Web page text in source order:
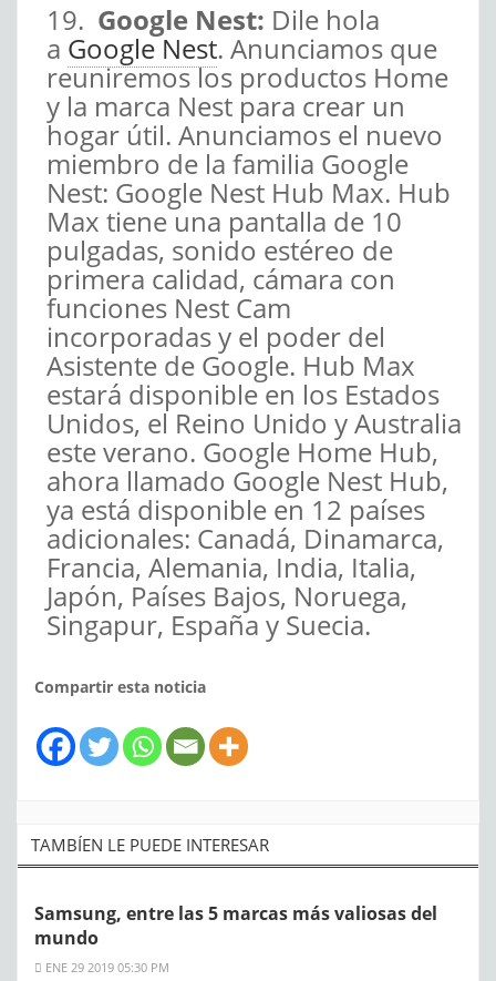
19. Google Nest: Dile hola
a Google Nest. Anunciamos que
reuniremos los productos Home
y la marca Nest para crear un
hogar útil. Anunciamos el nuevo
miembro de la familia Google
Nest: Google Nest Hub Max. Hub
Max tiene una pantalla de 10
pulgadas, sonido estéreo de
primera calidad, cámara con
funciones Nest Cam
incorporadas y el poder del
Asistente de Google. Hub Max
estará disponible en los Estados
Unidos, el Reino Unido y Australia
este verano. Google Home Hub,
ahora llamado Google Nest Hub,
ya está disponible en 12 países
adicionales: Canadá, Dinamarca,
Francia, Alemania, India, Italia,
Japón, Países Bajos, Noruega,
Singapur, España y Suecia.
Compartir esta noticia
TAMBÍEN LE PUEDE INTERESAR
Samsung, entre las 5 marcas más valiosas del
mundo
ENE 29 2019 05:30 PM